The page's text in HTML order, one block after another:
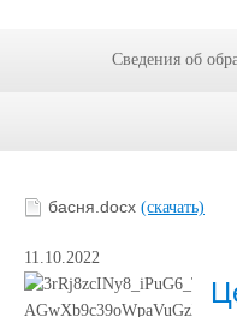
Видео "Территория
басня.docx (скачать)
11.10.2022
Сведения об